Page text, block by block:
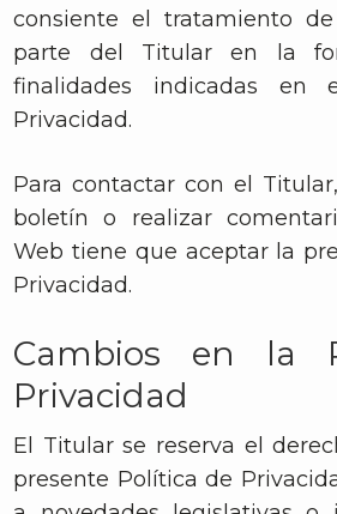
consiente el tratamiento
parte del Titular en la
finalidades indicadas en
Privacidad.
Para contactar con el
boletín o realizar
Web tiene que aceptar la
Privacidad.
Cambios en la
Privacidad
El Titular se reserva el
presente Política de